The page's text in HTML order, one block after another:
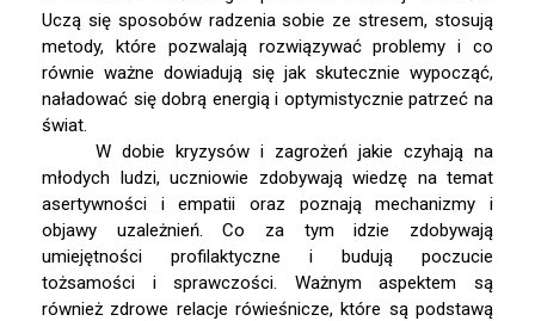
Uczą się sposobów radzenia sobie ze stresem, stosują
metody, które pozwalają rozwiązywać problemy i co
równie ważne dowiadują się jak skutecznie wypocząć,
naładować się dobrą energią i optymistycznie patrzeć na
świat.
W dobie kryzysów i zagrożeń jakie czyhają na
młodych ludzi, uczniowie zdobywają wiedzę na temat
asertywności i empatii oraz poznają mechanizmy i
objawy uzależnień. Co za tym idzie zdobywają
umiejętności profilaktyczne i budują poczucie
tożsamości i sprawczości. Ważnym aspektem są
również zdrowe relacje rówieśnicze, które są podstawą